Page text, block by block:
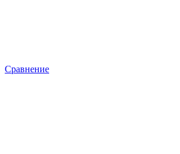
Сравнение